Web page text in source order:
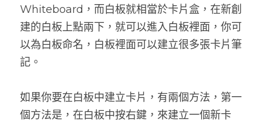
Whiteboard，而白板就相當於卡片盒，在新創
建的白板上點兩下，就可以進入白板裡面，你可
以為白板命名，白板裡面可以建立很多張卡片筆
記。
如果你要在白板中建立卡片，有兩個方法，第一
個方法是，在白板中按右鍵，來建立一個新卡